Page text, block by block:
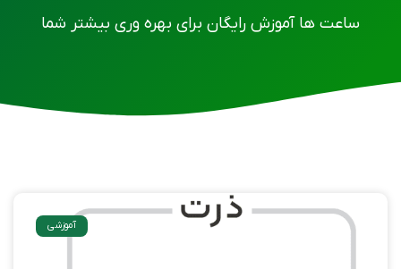
ساعت ها آموزش رایگان برای بهره وری بیشتر شما
آموزشی